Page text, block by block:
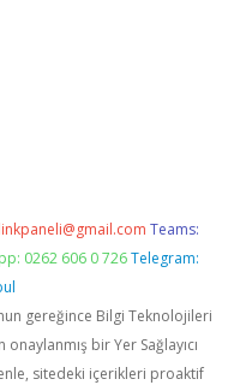
Teams:
0262 606 0 726 Telegram:
gereğince Bilgi Teknolojileri
bir Yer Sağlayıcı
sitedeki içerikleri proaktif